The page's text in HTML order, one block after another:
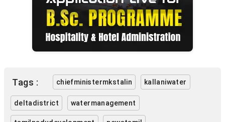
Tags : chiefministermkstalin kallaniwater
deltadistrict watermanagement